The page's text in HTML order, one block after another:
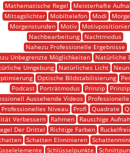
Mathematische Regel
Meisterhafte
Mittagslichter
Mobiltelefon Modi
Morgenstunden
Motiv
Nachbearbeitung
Nachtmodus
Nahezu Professionelle Ergebnisse
Unbegrenzte Möglichkeiten
Natürliche
Umgebung
Natürliches Licht
Optische Bildstabilisierung
Podcast
Porträtmodus Prinzip
Aussehende Videos
Professionelles Niveau
Profi Quadrate
Verbessern
Rahmen Rauschige
Der Drittel
Richtige Farben
Schatten Eliminieren
Schlüsselpunkte